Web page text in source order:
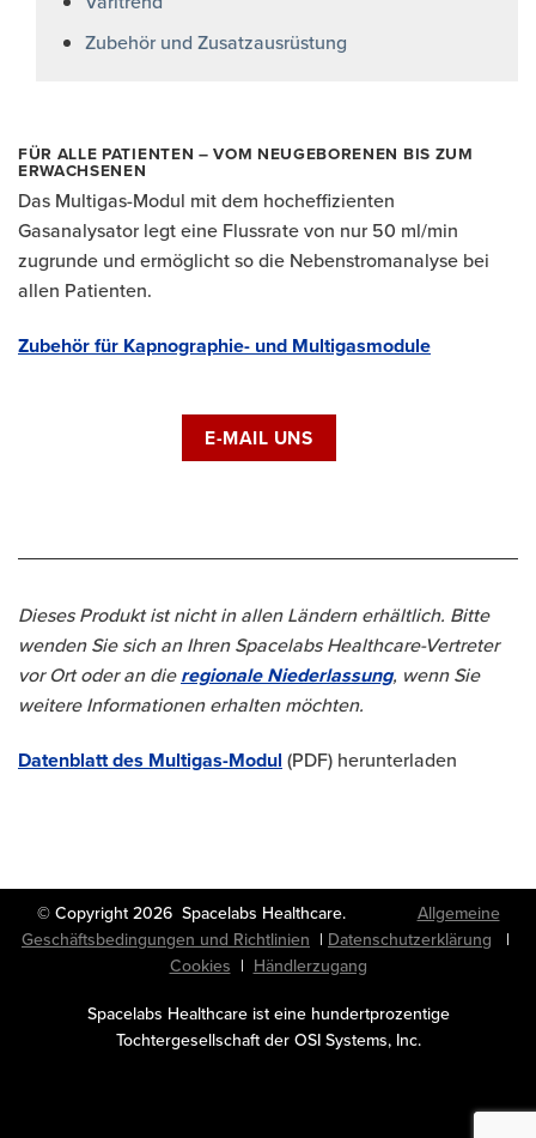
Zubehör und Zusatzausrüstung
FÜR ALLE PATIENTEN – VOM NEUGEBORENEN BIS ZUM
ERWACHSENEN
Das Multigas-Modul mit dem hocheffizienten
Gasanalysator legt eine Flussrate von nur 50 ml/min
zugrunde und ermöglicht so die Nebenstromanalyse bei
allen Patienten.
Zubehör für Kapnographie- und Multigasmodule
E-MAIL UNS
Dieses Produkt ist nicht in allen Ländern erhältlich. Bitte
wenden Sie sich an Ihren Spacelabs Healthcare-Vertreter
vor Ort oder an die regionale Niederlassung, wenn Sie
weitere Informationen erhalten möchten.
Datenblatt des Multigas-Modul (PDF) herunterladen
© Copyright 2026 Spacelabs Healthcare. Allgemeine
Geschäftsbedingungen und Richtlinien | Datenschutzerklärung |
Cookies | Händlerzugang
Spacelabs Healthcare ist eine hundertprozentige
Tochtergesellschaft der OSI Systems, Inc.